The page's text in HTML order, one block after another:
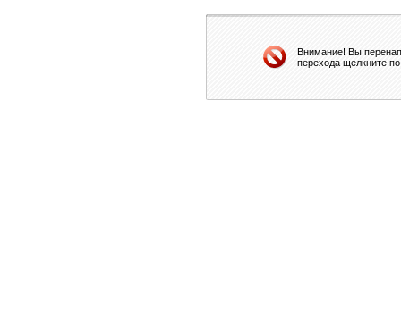
Внимание! Вы
перехода щелкните